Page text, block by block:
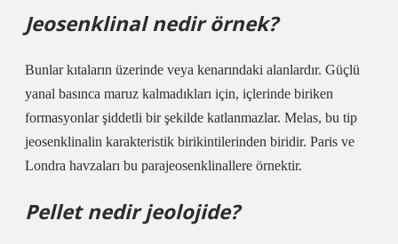
Jeosenklinal nedir örnek?
Bunlar kıtaların üzerinde veya kenarındaki alanlardır. Güçlü
yanal basınca maruz kalmadıkları için, içlerinde biriken
formasyonlar şiddetli bir şekilde katlanmazlar. Melas, bu tip
jeosenklinalin karakteristik birikintilerinden biridir. Paris ve
Londra havzaları bu parajeosenklinallere örnektir.
Pellet nedir jeolojide?